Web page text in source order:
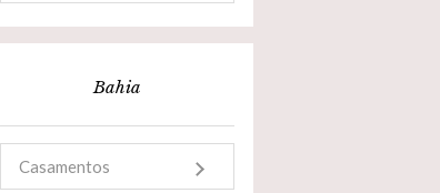
Bahia
Casamentos